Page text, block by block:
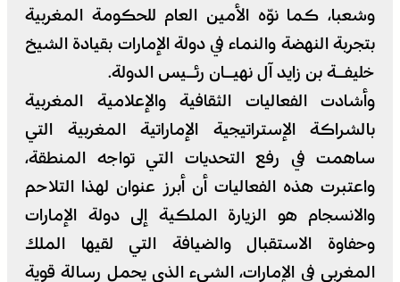
وشعبا، كما نوّه الأمين العام للحكومة المغربية
بتجربة النهضة والنماء في دولة الإمارات بقيادة الشيخ
خليفـة بن زايد آل نهيـان رئـيس الدولة.
وأشادت الفعاليات الثقافية والإعلامية المغربية
بالشراكة الإستراتيجية الإماراتية المغربية التي
ساهمت في رفع التحديات التي تواجه المنطقة،
واعتبرت هذه الفعاليات أن أبرز عنوان لهذا التلاحم
والانسجام هو الزيارة الملكية إلى دولة الإمارات
وحفاوة الاستقبال والضيافة التي لقيها الملك
المغربي في الإمارات، الشيء الذي يحمل رسالة قوية